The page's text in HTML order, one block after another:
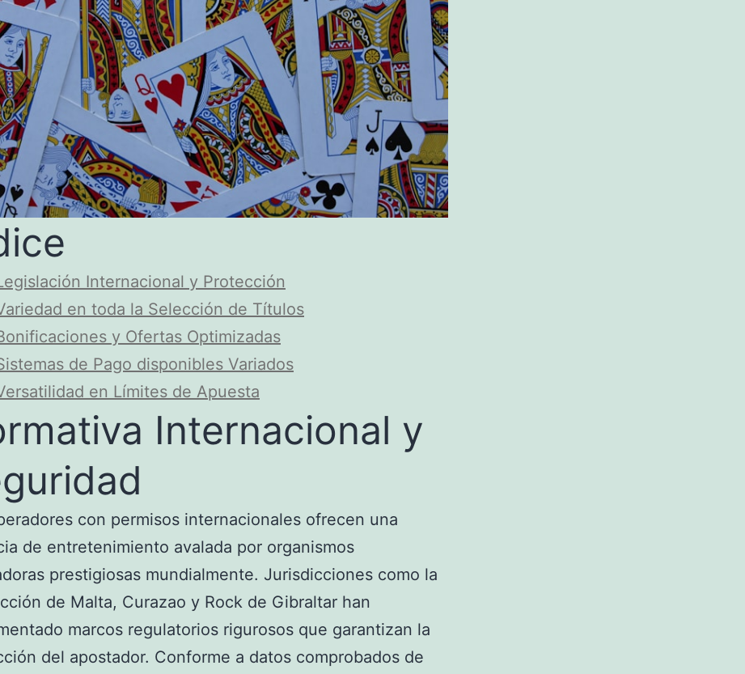
Internacional y Protección
en toda la Selección de Títulos
y Ofertas Optimizadas
de Pago disponibles Variados
en Límites de Apuesta
Internacional y
con permisos internacionales ofrecen una
de entretenimiento avalada por organismos
prestigiosas mundialmente. Jurisdicciones como la
de Malta, Curazao y Rock de Gibraltar han
marcos regulatorios rigurosos que garantizan la
del apostador. Conforme a datos comprobados de